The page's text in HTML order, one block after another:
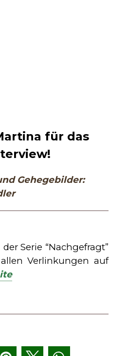
für das
Gehegebilder:
Serie “Nachgefragt”
Verlinkungen auf